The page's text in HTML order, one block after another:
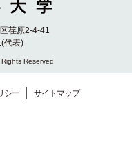
荏原2-4-41
代表)
Reserved
シー サイトマップ